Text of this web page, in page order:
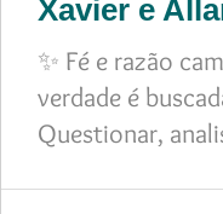
Xavier e
✨ Fé e razão
verdade é
Questionar,